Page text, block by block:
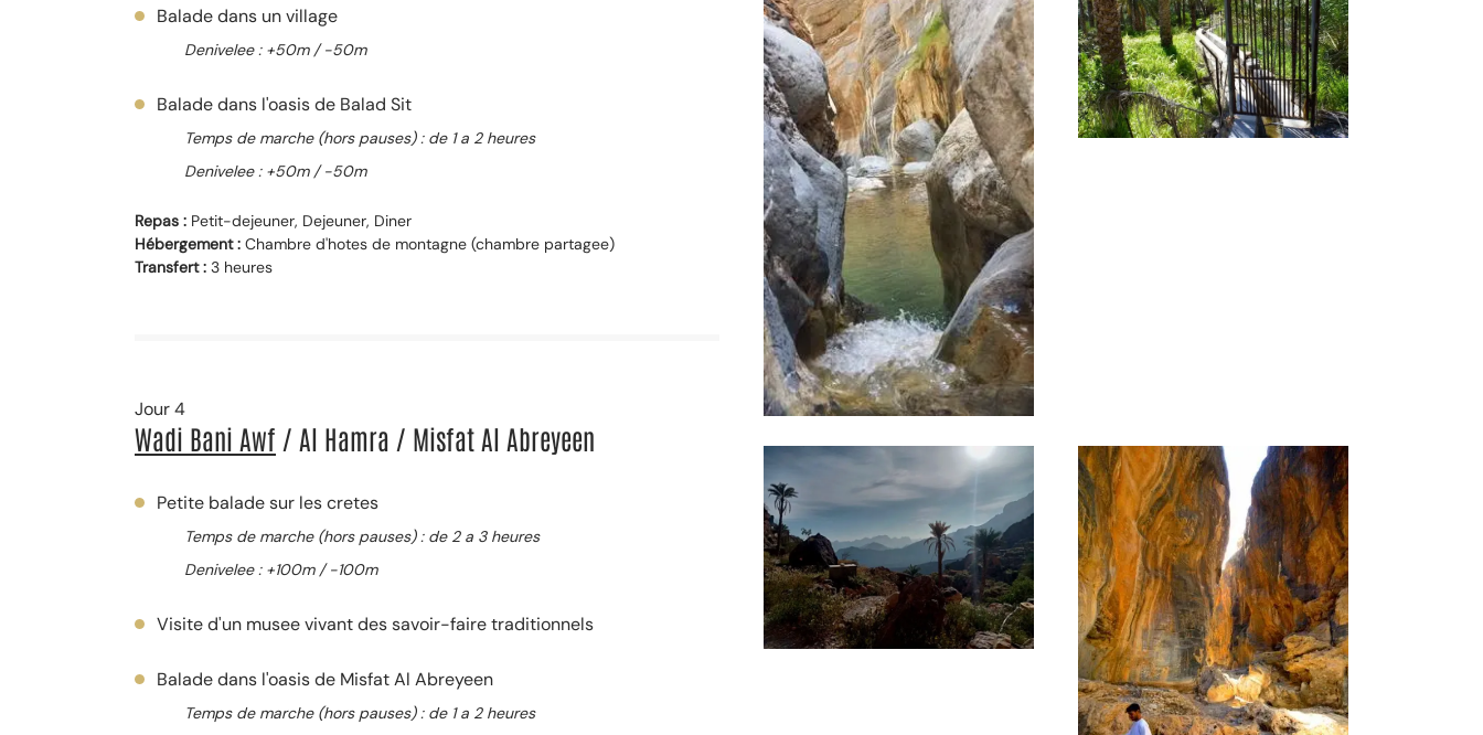
Balade dans un village
Denivelee : +50m / -50m
Balade dans l'oasis de Balad Sit
Temps de marche (hors pauses) : de 1 a 2 heures
Denivelee : +50m / -50m
Repas : Petit-dejeuner, Dejeuner, Diner
Hébergement : Chambre d'hotes de montagne (chambre partagee)
Transfert : 3 heures
Jour 4
Wadi Bani Awf / Al Hamra / Misfat Al Abreyeen
Petite balade sur les cretes
Temps de marche (hors pauses) : de 2 a 3 heures
Denivelee : +100m / -100m
Visite d'un musee vivant des savoir-faire traditionnels
Balade dans l'oasis de Misfat Al Abreyeen
Temps de marche (hors pauses) : de 1 a 2 heures